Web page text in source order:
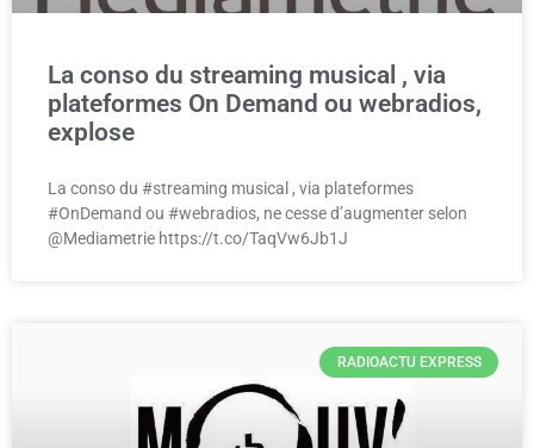
La conso du streaming musical , via
plateformes On Demand ou webradios,
explose
La conso du #streaming musical , via plateformes
#OnDemand ou #webradios, ne cesse d’augmenter selon
@Mediametrie https://t.co/TaqVw6Jb1J
RADIOACTU EXPRESS